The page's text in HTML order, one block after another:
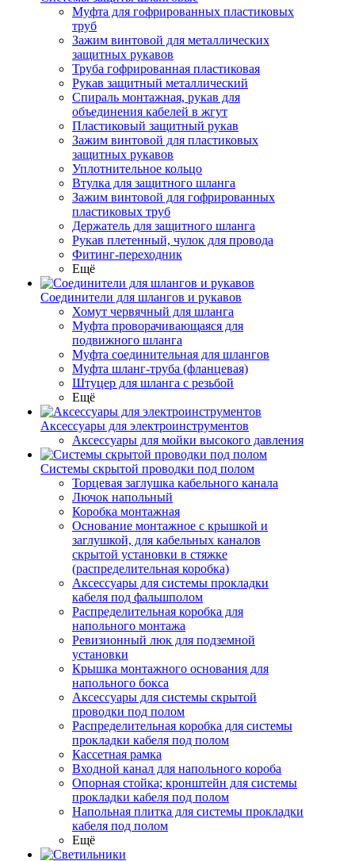
Муфта для гофрированных пластиковых
труб
Зажим винтовой для металлических
защитных рукавов
Труба гофрированная пластиковая
Рукав защитный металлический
Спираль монтажная, рукав для
объединения кабелей в жгут
Пластиковый защитный рукав
Зажим винтовой для пластиковых
защитных рукавов
Уплотнительное кольцо
Втулка для защитного шланга
Зажим винтовой для гофрированных
пластиковых труб
Держатель для защитного шланга
Рукав плетенный, чулок для провода
Фитинг-переходник
Ещё
Соединители для шлангов и рукавов
Хомут червячный для шланга
Муфта проворачивающаяся для
подвижного шланга
Муфта соединительная для шлангов
Муфта шланг-труба (фланцевая)
Штуцер для шланга с резьбой
Ещё
Аксессуары для электроинструментов
Аксессуары для мойки высокого давления
Системы скрытой проводки под полом
Торцевая заглушка кабельного канала
Лючок напольный
Коробка монтажная
Основание монтажное с крышкой и
заглушкой, для кабельных каналов
скрытой установки в стяжке
(распределительная коробка)
Аксессуары для системы прокладки
кабеля под фальшполом
Распределительная коробка для
напольного монтажа
Ревизионный люк для подземной
установки
Крышка монтажного основания для
напольного бокса
Аксессуары для системы скрытой
проводки под полом
Распределительная коробка для системы
прокладки кабеля под полом
Кассетная рамка
Входной канал для напольного короба
Опорная стойка; кронштейн для системы
прокладки кабеля под полом
Напольная плитка для системы прокладки
кабеля под полом
Ещё